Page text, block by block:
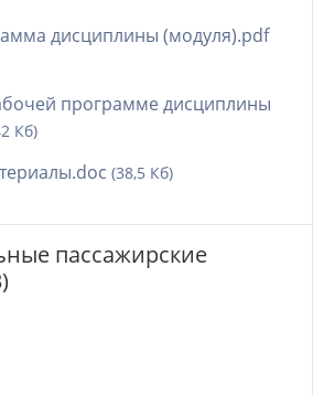
дисциплины (модуля).pdf
программе дисциплины
Кб)
(38,5 Кб)
пассажирские